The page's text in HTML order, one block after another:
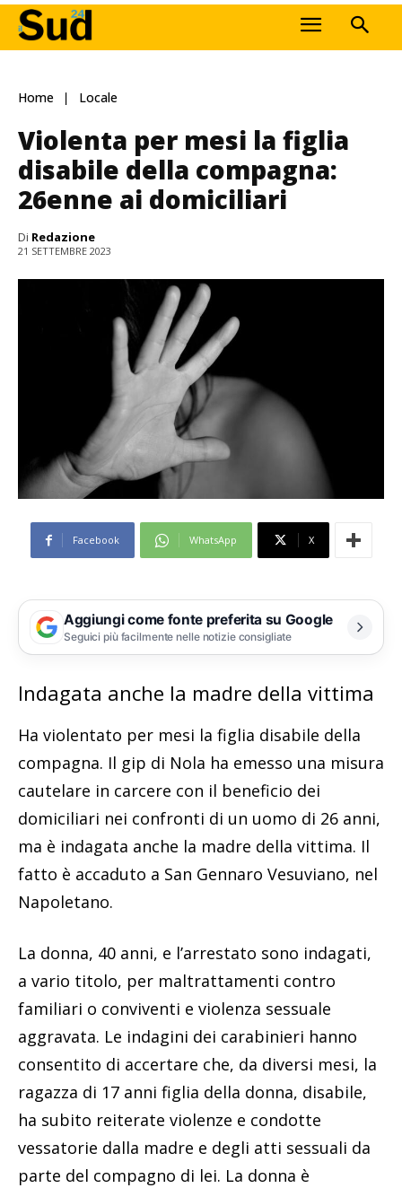
Home Locale
Violenta per mesi la figlia
disabile della compagna:
26enne ai domiciliari
Di Redazione
21 SETTEMBRE 2023
Facebook WhatsApp X
Aggiungi come fonte preferita su Google
Seguici più facilmente nelle notizie consigliate
Indagata anche la madre della vittima
Ha violentato per mesi la figlia disabile della
compagna. Il gip di Nola ha emesso una misura
cautelare in carcere con il beneficio dei
domiciliari nei confronti di un uomo di 26 anni,
ma è indagata anche la madre della vittima. Il
fatto è accaduto a San Gennaro Vesuviano, nel
Napoletano.
La donna, 40 anni, e l’arrestato sono indagati,
a vario titolo, per maltrattamenti contro
familiari o conviventi e violenza sessuale
aggravata. Le indagini dei carabinieri hanno
consentito di accertare che, da diversi mesi, la
ragazza di 17 anni figlia della donna, disabile,
ha subito reiterate violenze e condotte
vessatorie dalla madre e degli atti sessuali da
parte del compagno di lei. La donna è